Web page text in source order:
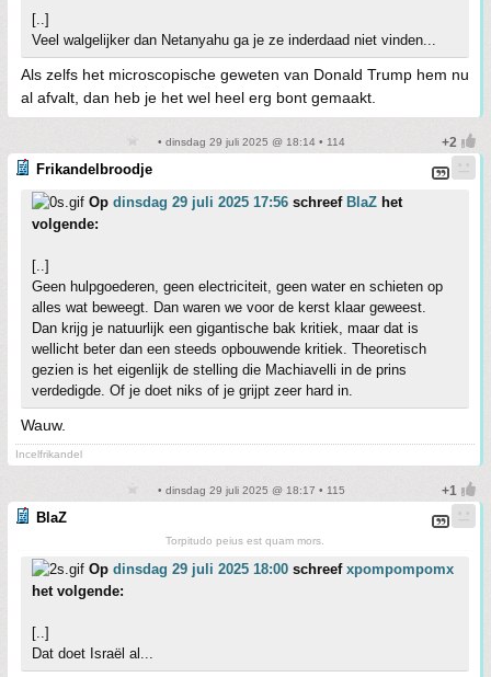
[..]
Veel walgelijker dan Netanyahu ga je ze inderdaad niet vinden...
Als zelfs het microscopische geweten van Donald Trump hem nu
al afvalt, dan heb je het wel heel erg bont gemaakt.
• dinsdag 29 juli 2025 @ 18:14 • 114
Frikandelbroodje
Op dinsdag 29 juli 2025 17:56 schreef BlaZ het
volgende:
[..]
Geen hulpgoederen, geen electriciteit, geen water en schieten op
alles wat beweegt. Dan waren we voor de kerst klaar geweest.
Dan krijg je natuurlijk een gigantische bak kritiek, maar dat is
wellicht beter dan een steeds opbouwende kritiek. Theoretisch
gezien is het eigenlijk de stelling die Machiavelli in de prins
verdedigde. Of je doet niks of je grijpt zeer hard in.
Wauw.
Incelfrikandel
• dinsdag 29 juli 2025 @ 18:17 • 115
BlaZ
Torpitudo peius est quam mors.
Op dinsdag 29 juli 2025 18:00 schreef xpompompomx
het volgende:
[..]
Dat doet Israël al...